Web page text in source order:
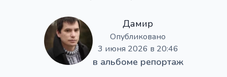
Дамир
Опубликовано
3 июня 2026 в 20:46
в альбоме репортаж